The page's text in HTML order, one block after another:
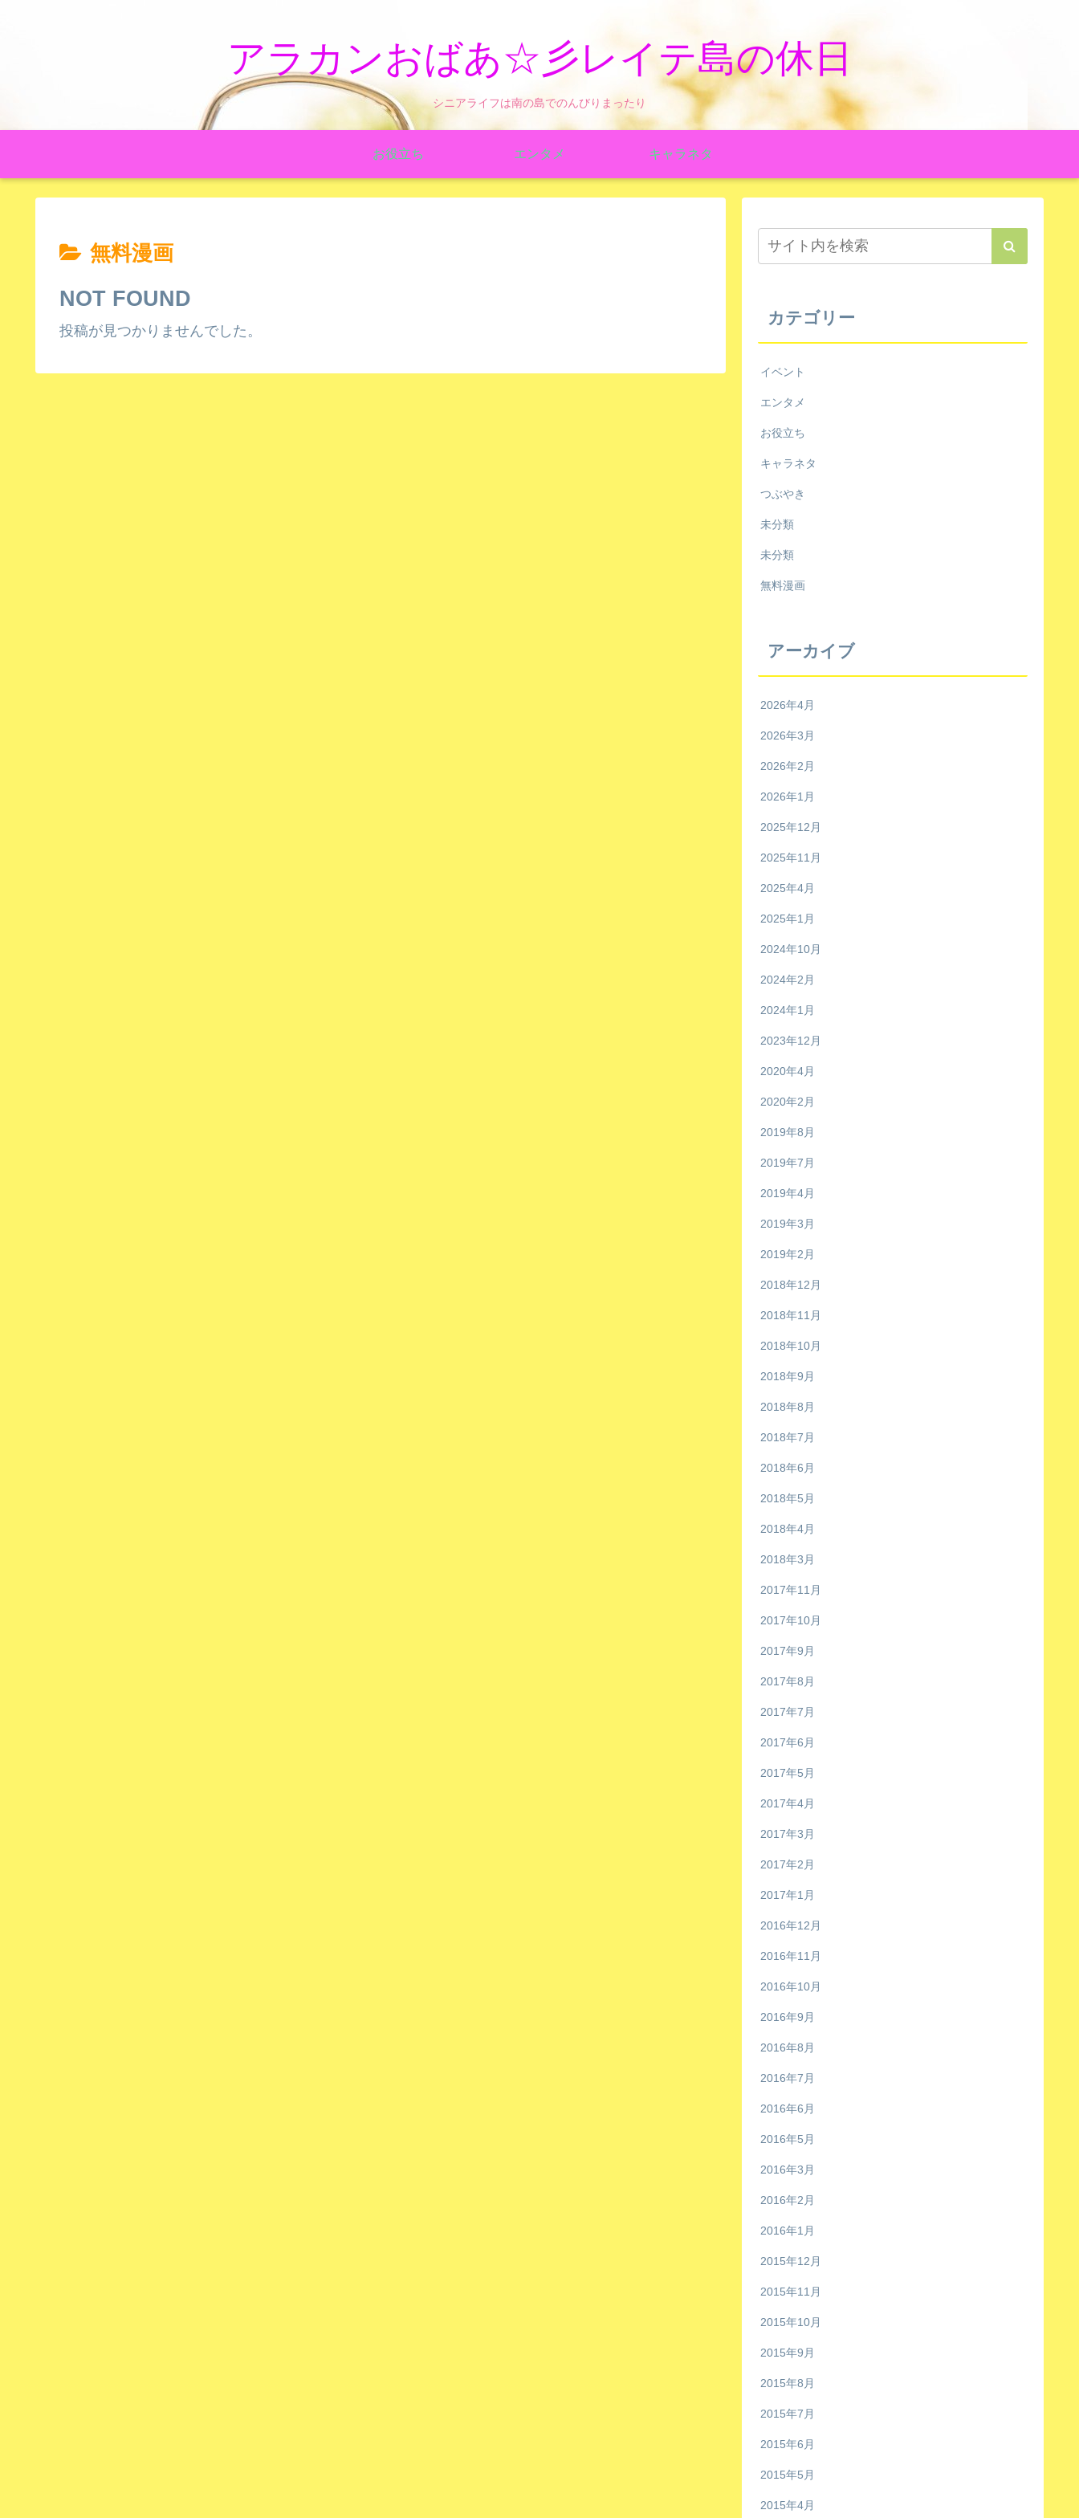
アラカンおばあ☆彡レイテ島の休日
シニアライフは南の島でのんびりまったり
お役立ち エンタメ キャラネタ
無料漫画
NOT FOUND
投稿が見つかりませんでした。
カテゴリー
イベント
エンタメ
お役立ち
キャラネタ
つぶやき
未分類
未分類
無料漫画
アーカイブ
2026年4月
2026年3月
2026年2月
2026年1月
2025年12月
2025年11月
2025年4月
2025年1月
2024年10月
2024年2月
2024年1月
2023年12月
2020年4月
2020年2月
2019年8月
2019年7月
2019年4月
2019年3月
2019年2月
2018年12月
2018年11月
2018年10月
2018年9月
2018年8月
2018年7月
2018年6月
2018年5月
2018年4月
2018年3月
2017年11月
2017年10月
2017年9月
2017年8月
2017年7月
2017年6月
2017年5月
2017年4月
2017年3月
2017年2月
2017年1月
2016年12月
2016年11月
2016年10月
2016年9月
2016年8月
2016年7月
2016年6月
2016年5月
2016年3月
2016年2月
2016年1月
2015年12月
2015年11月
2015年10月
2015年9月
2015年8月
2015年7月
2015年6月
2015年5月
2015年4月